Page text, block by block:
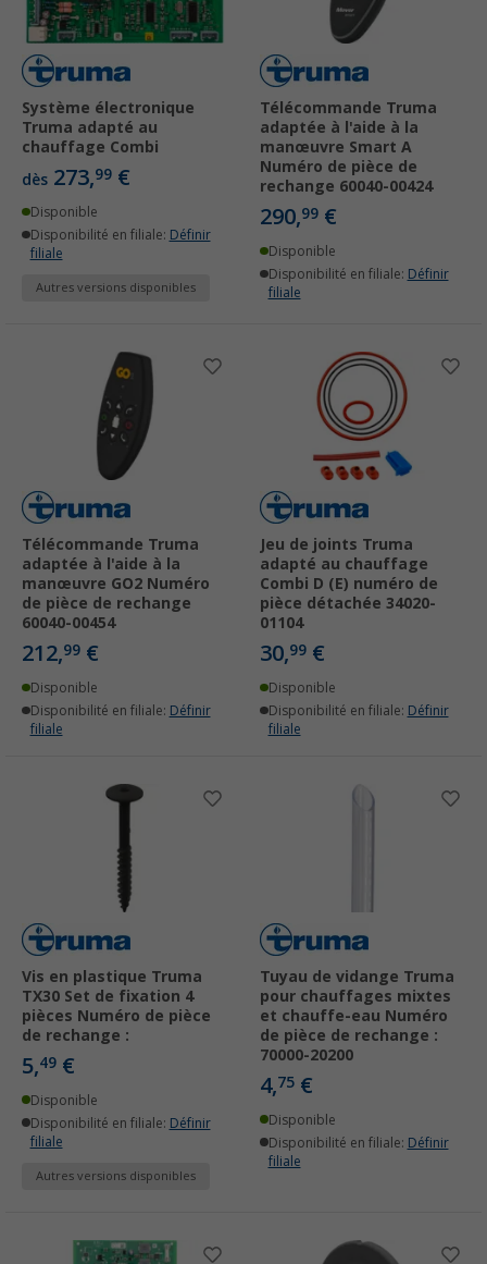
Système électronique
Truma adapté au
chauffage Combi
dès 273,99 €
Disponible
Disponibilité en filiale: Définir
filiale
Autres versions disponibles
Télécommande Truma
adaptée à l'aide à la
manœuvre Smart A
Numéro de pièce de
rechange 60040-00424
290,99 €
Disponible
Disponibilité en filiale: Définir
filiale
Télécommande Truma
adaptée à l'aide à la
manœuvre GO2 Numéro
de pièce de rechange
60040-00454
212,99 €
Disponible
Disponibilité en filiale: Définir
filiale
Jeu de joints Truma
adapté au chauffage
Combi D (E) numéro de
pièce détachée 34020-
01104
30,99 €
Disponible
Disponibilité en filiale: Définir
filiale
Vis en plastique Truma
TX30 Set de fixation 4
pièces Numéro de pièce
de rechange :
5,49 €
Disponible
Disponibilité en filiale: Définir
filiale
Autres versions disponibles
Tuyau de vidange Truma
pour chauffages mixtes
et chauffe-eau Numéro
de pièce de rechange :
70000-20200
4,75 €
Disponible
Disponibilité en filiale: Définir
filiale